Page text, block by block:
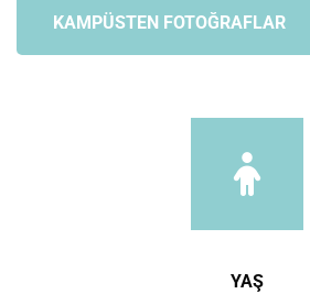
KAMPÜSTEN FOTOĞRAFLAR
YAŞ